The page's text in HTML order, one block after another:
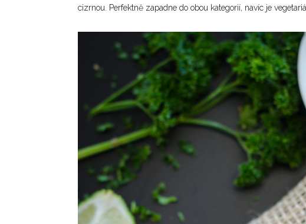
cizrnou. Perfektně zapadne do obou kategorií, navíc je